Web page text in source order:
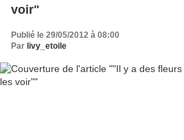
voir"
Publié le 29/05/2012 à 08:00
Par livy_etoile